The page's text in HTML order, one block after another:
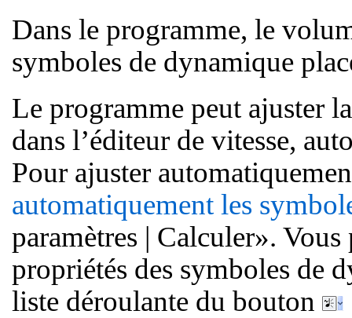
Dans le programme, le
symboles de dynamique
Le programme peut ajuster
dans l’éditeur de vitesse,
Pour ajuster
automatiquement les
paramètres | Calculer».
propriétés des symboles de
liste déroulante du bouton